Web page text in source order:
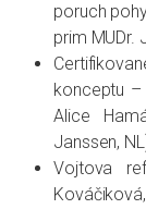
poruch
prim MUDr.
konceptu
Alice
Janssen,
Vojtova